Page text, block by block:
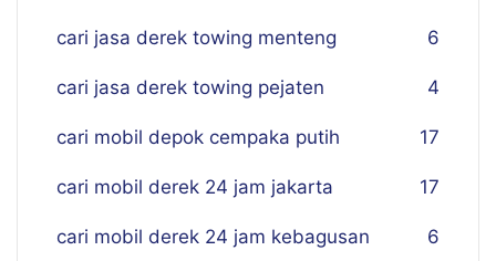
cari jasa derek towing menteng 6
cari jasa derek towing pejaten 4
cari mobil depok cempaka putih 17
cari mobil derek 24 jam jakarta 17
cari mobil derek 24 jam kebagusan 6